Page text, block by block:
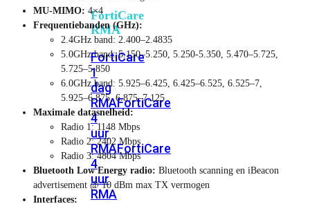
FortiCare
RMA
FortiCare
1
dag
RMAFortiCare
4
uur
RMAFortiCare
4
uur
RMA
MU-MIMO: 4×4
Frequentiebanden (GHz):
2.4GHz band: 2.400–2.4835
5.0GHz band: 5.150–5.250, 5.250-5.350, 5.470–5.725,
5.725–5.850
6.0GHz band: 5.925–6.425, 6.425–6.525, 6.525–7,
5.925–6.875, 6.875–7.125
Maximale datasnelheid:
Radio 1: 1148 Mbps
Radio 2: 2402 Mbps
Radio 3: 4804 Mbps
Bluetooth Low Energy radio: Bluetooth scanning en iBeacon
advertisement @ 10 dBm max TX vermogen
Interfaces: